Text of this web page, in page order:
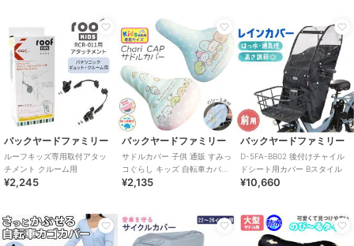
バックヤードファミリー
ルーフキッズ専用取付アタッ
チメント クルーム用
¥2,245
バックヤードファミリー
サドルカバー 子供 通販 すみっ
コぐらし キッズ 自転車カバー
かわいい 子ども 子供用 女の子
¥2,135
バックヤードファミリー
D-5FA-BB02 後付けチャイル
ドシート用カバー Bスタイル
¥10,660